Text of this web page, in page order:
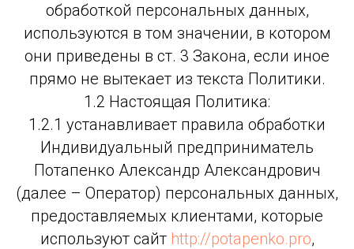
обработкой персональных данных,
используются в том значении, в котором
они приведены в ст. 3 Закона, если иное
прямо не вытекает из текста Политики.
1.2 Настоящая Политика:
1.2.1 устанавливает правила обработки
Индивидуальный предприниматель
Потапенко Александр Александрович
(далее – Оператор) персональных данных,
предоставляемых клиентами, которые
используют сайт http://potapenko.pro,